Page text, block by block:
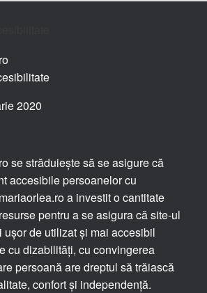
2020
se străduiește să se asigure că
accesibile persoanelor cu
a investit o cantitate
pentru a se asigura că site-ul
ușor de utilizat și mai accesibil
cu dizabilități, cu convingerea
persoană are dreptul să trăiască
confort și independență.